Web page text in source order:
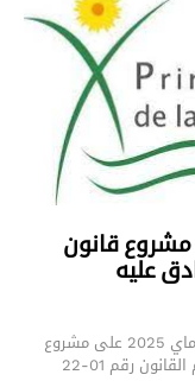
مشروع قانون
عليه
صادق مجلس النواب بالأغلبية يوم الثلاثاء 20 ماي 2025 على مشروع